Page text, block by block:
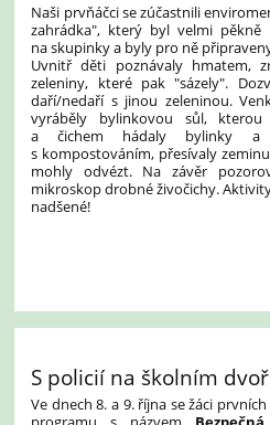
Naši prvňáčci se zúčastnili
zahrádka", který byl velmi pěkně
na skupinky a byly pro ně
Uvnitř děti poznávaly hmatem,
zeleniny, které pak "sázely".
daří/nedaří s jinou zeleninou.
vyráběly bylinkovou sůl,
a čichem hádaly bylinky a
s kompostováním, přesívaly
mohly odvézt. Na závěr
mikroskop drobné živočichy.
nadšené!
S policií na školním
Ve dnech 8. a 9. října se žáci